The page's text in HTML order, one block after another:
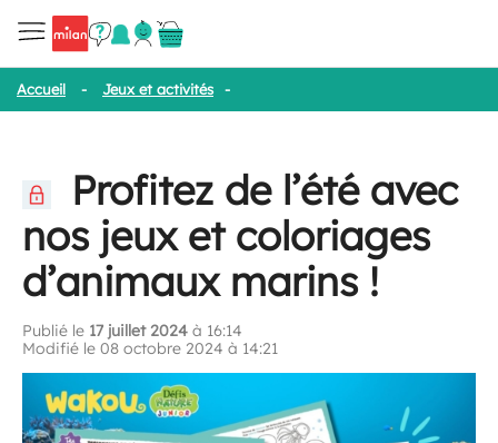
Accueil - Jeux et activités -
Profitez de l’été avec
nos jeux et coloriages
d’animaux marins !
Publié le 17 juillet 2024 à 16:14
Modifié le 08 octobre 2024 à 14:21